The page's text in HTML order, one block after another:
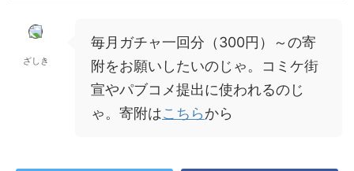
ざしき
毎月ガチャ一回分（300円）～の寄
附をお願いしたいのじゃ。コミケ街
宣やパブコメ提出に使われるのじ
ゃ。寄附はこちらから